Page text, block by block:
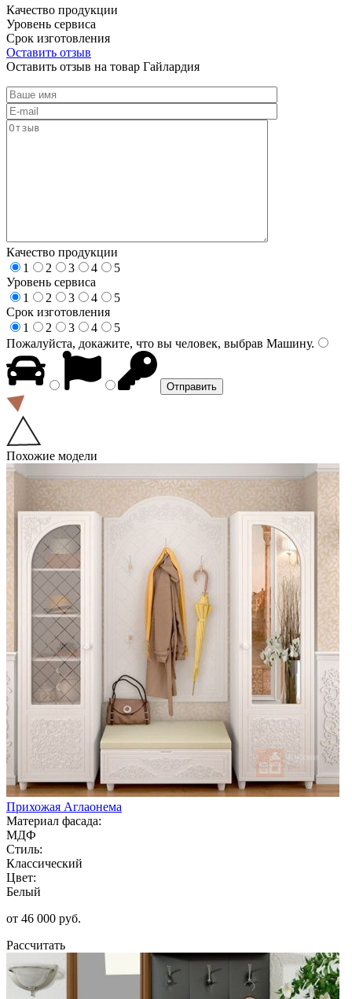
Качество продукции
Уровень сервиса
Срок изготовления
Оставить отзыв
Оставить отзыв на товар Гайлардия
Качество продукции
1
2 3 4
5
Уровень сервиса
1
2 3 4
5
Срок изготовления
1
2 3 4
5
Пожалуйста, докажите, что вы человек, выбрав Машину.
Похожие модели
Прихожая Аглаонема
Материал фасада:
МДФ
Стиль:
Классический
Цвет:
Белый
от 46 000 руб.
Рассчитать